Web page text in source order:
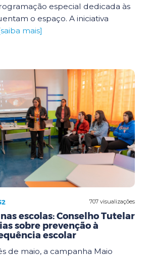
especial dedicada às
o espaço. A iniciativa
mais]
707 visualizações
escolas: Conselho Tutelar
sobre prevenção à
escolar
de maio, a campanha Maio